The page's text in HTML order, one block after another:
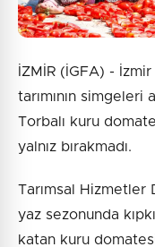
İZMİR (İGFA) -
tarımının
Torbalı kuru
yalnız bırakmadı.
Tarımsal Hizmetler
yaz sezonunda
katan kuru